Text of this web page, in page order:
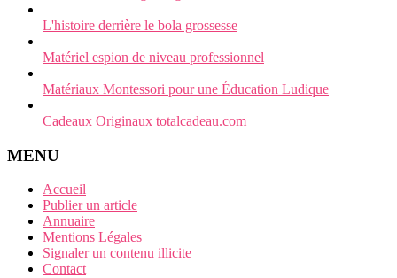
L'histoire derrière le bola grossesse
Matériel espion de niveau professionnel
Matériaux Montessori pour une Éducation Ludique
Cadeaux Originaux totalcadeau.com
MENU
Accueil
Publier un article
Annuaire
Mentions Légales
Signaler un contenu illicite
Contact